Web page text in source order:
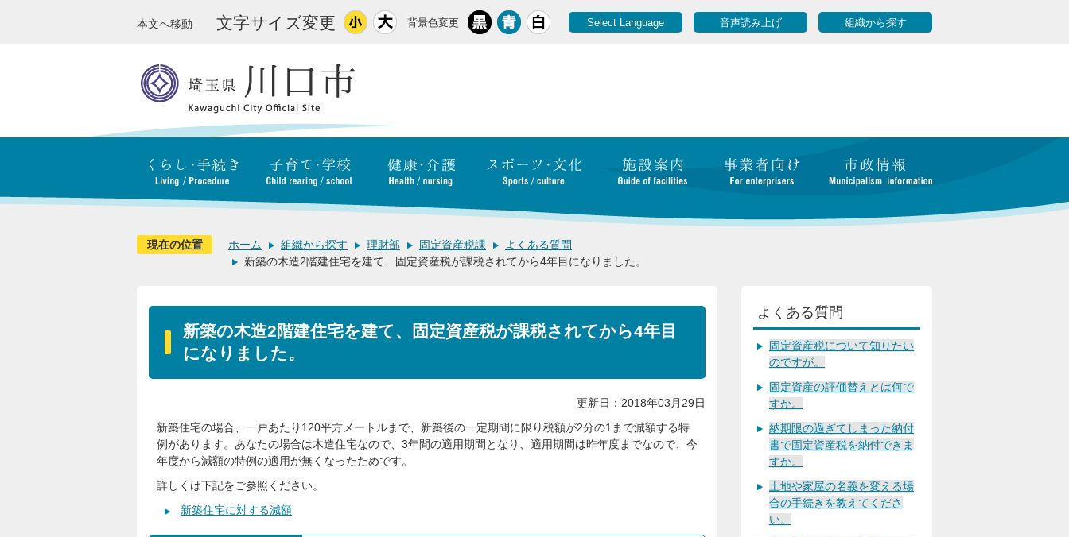
本文へ移動 文字サイズ変更 背景色変更 Select Language 音声読み上げ 組織から探す
現在の位置 ホーム 組織から探す 理財部 固定資産税課
よくある質問
新築の木造2階建住宅を建て、固定資産税が課税されてから4年目になりました。
新築の木造2階建住宅を建て、固定資産税が課税されてから4年目
になりました。
更新日：2018年03月29日
新築住宅の場合、一戸あたり120平方メートルまで、新築後の一定期間に限り税額が2分の1まで減額する特
例があります。あなたの場合は木造住宅なので、3年間の適用期間となり、適用期間は昨年度までなので、今
年度から減額の特例の適用が無くなったためです。
詳しくは下記をご参照ください。
新築住宅に対する減額
よくある質問
固定資産税について知りたい
のですが。
固定資産の評価替えとは何で
すか。
納期限の過ぎてしまった納付
書で固定資産税を納付できま
すか。
土地や家屋の名義を変える場
合の手続きを教えてくださ
い。